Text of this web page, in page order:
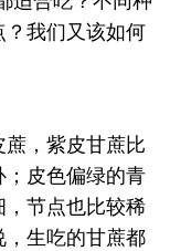
？我们又该如何
，紫皮甘蔗比
皮色偏绿的青
节点也比较稀
生吃的甘蔗都